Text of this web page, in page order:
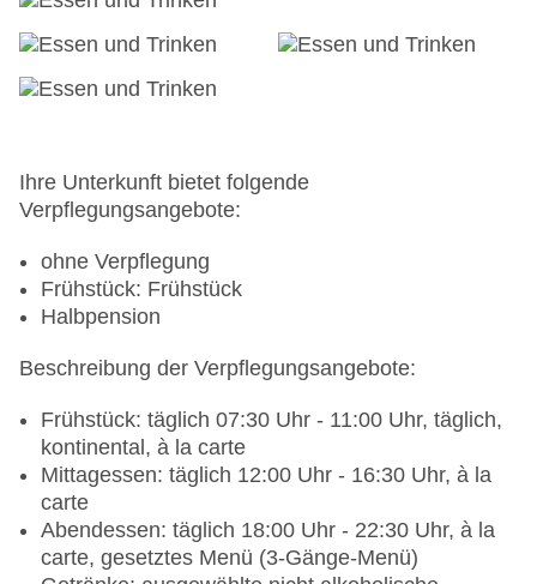
& Reservierung nicht notwendig, Stellplätze, nicht
überdacht: ohne Gebühr
Landeskategorie: 4 Sterne
Ihre Unterkunft bietet folgende
Verpflegungsangebote:
ohne Verpflegung
Frühstück: Frühstück
Halbpension
Beschreibung der Verpflegungsangebote:
Frühstück: täglich 07:30 Uhr - 11:00 Uhr, täglich,
kontinental, à la carte
Mittagessen: täglich 12:00 Uhr - 16:30 Uhr, à la
carte
Abendessen: täglich 18:00 Uhr - 22:30 Uhr, à la
carte, gesetztes Menü (3-Gänge-Menü)